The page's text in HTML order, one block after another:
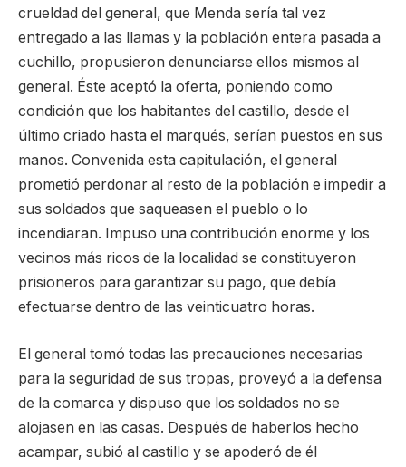
crueldad del general, que Menda sería tal vez
entregado a las llamas y la población entera pasada a
cuchillo, propusieron denunciarse ellos mismos al
general. Éste aceptó la oferta, poniendo como
condición que los habitantes del castillo, desde el
último criado hasta el marqués, serían puestos en sus
manos. Convenida esta capitulación, el general
prometió perdonar al resto de la población e impedir a
sus soldados que saqueasen el pueblo o lo
incendiaran. Impuso una contribución enorme y los
vecinos más ricos de la localidad se constituyeron
prisioneros para garantizar su pago, que debía
efectuarse dentro de las veinticuatro horas.
El general tomó todas las precauciones necesarias
para la seguridad de sus tropas, proveyó a la defensa
de la comarca y dispuso que los soldados no se
alojasen en las casas. Después de haberlos hecho
acampar, subió al castillo y se apoderó de él